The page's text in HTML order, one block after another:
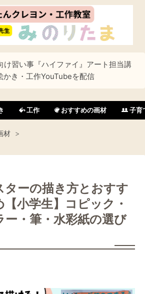
け習い事『ハイファイ』アート担当講
かき・工作YouTubeを配信
工作 おすすめの画材 子育
材 >
ターの描き方とおすす
小学生】コピック・
ー・筆・水彩紙の選び